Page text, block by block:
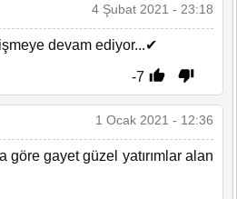
4 Şubat 2021 - 23:18
devam ediyor...✔
-7
1 Ocak 2021 - 12:36
göre gayet güzel yatırımlar alan